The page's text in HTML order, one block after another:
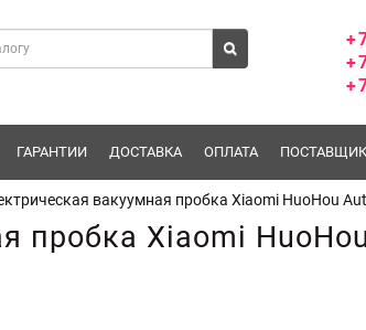
ГАРАНТИИ ДОСТАВКА ОПЛАТА
вакуумная пробка Xiaomi HuoHou
пробка Xiaomi